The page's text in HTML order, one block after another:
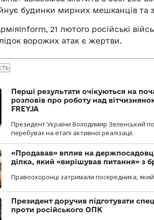
будинки мирних мешканців та
21 лютого російські
ворожих атак є жертви.
Перші результати очікуються на
розповів про роботу над
FREYJA
Президент України Володимир Зеленський
перебуває на етапі активної реалізації.
«Продавав» вплив на
ділка, який «вирішував питання» з
Правоохоронці затримали посередника,
Президент доручив підготувати
проти російського ОПК